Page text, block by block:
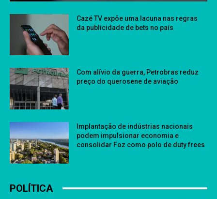
Cazé TV expõe uma lacuna nas regras
da publicidade de bets no país
Com alívio da guerra, Petrobras reduz
preço do querosene de aviação
Implantação de indústrias nacionais
podem impulsionar economia e
consolidar Foz como polo de duty frees
POLÍTICA